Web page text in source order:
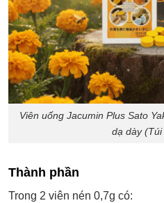
Viên uống Jacumin Plus Sato
dạ dày (Túi
Thành phần
Trong 2 viên nén 0,7g có: